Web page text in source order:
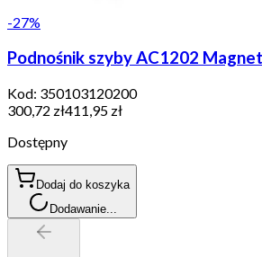
-27%
Podnośnik szyby AC1202
Kod: 350103120200
300,72 zł411,95 zł
Dostępny
Dodaj do koszyka
Dodawanie...